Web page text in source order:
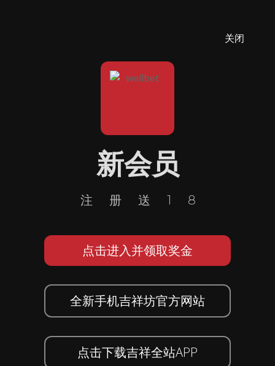
关闭
新会员
注册送18
点击进入并领取奖金
全新手机吉祥坊官方网站
点击下载吉祥全站APP